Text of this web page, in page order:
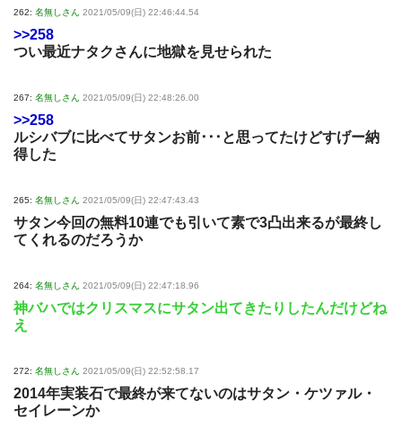
262: 名無しさん 2021/05/09(日) 22:46:44.54
>>258
つい最近ナタクさんに地獄を見せられた
267: 名無しさん 2021/05/09(日) 22:48:26.00
>>258
ルシバブに比べてサタンお前･･･と思ってたけどすげー納
得した
265: 名無しさん 2021/05/09(日) 22:47:43.43
サタン今回の無料10連でも引いて素で3凸出来るが最終し
てくれるのだろうか
264: 名無しさん 2021/05/09(日) 22:47:18.96
神バハではクリスマスにサタン出てきたりしたんだけどね
え
272: 名無しさん 2021/05/09(日) 22:52:58.17
2014年実装石で最終が来てないのはサタン・ケツァル・
セイレーンか